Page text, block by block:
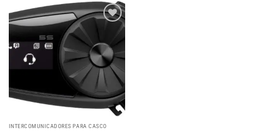
INTERCOMUNICADORES PARA CASCO